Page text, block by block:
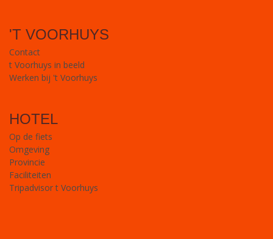
'T VOORHUYS
Contact
t Voorhuys in beeld
Werken bij 't Voorhuys
HOTEL
Op de fiets
Omgeving
Provincie
Faciliteiten
Tripadvisor t Voorhuys